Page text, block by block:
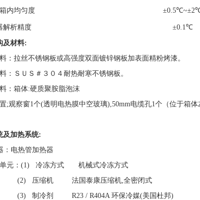
内均匀度 ±0.5℃~±2
解析精度 ±0.1℃
及材料:
拉丝不锈钢板或高强度双面镀锌钢板加表面精粉烤漆。
ＳＵＳ＃３０４耐热耐寒不锈钢板。
箱体:硬质聚胺脂泡沫
察窗1个(透明电热膜中空玻璃),50mm电缆孔1个（位于箱体
及加热系统:
电热管加热器
元：(1) 冷冻方式 机械式冷冻方式
机 法国泰康压缩机,全密闭式
R23 / R404A 环保冷媒(美国杜邦)